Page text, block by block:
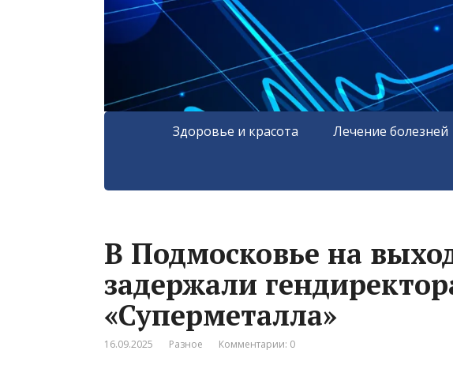
Здоровье и красота Лечение болезней
В Подмосковье на
задержали
«Суперметалла»
16.09.2025 Разное Комментарии: 0